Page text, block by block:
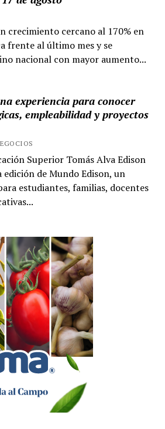
crecimiento cercano al 170% en
frente al último mes y se
nacional con mayor aumento...
experiencia para conocer
empleabilidad y proyectos
Superior Tomás Alva Edison
edición de Mundo Edison, un
estudiantes, familias, docentes